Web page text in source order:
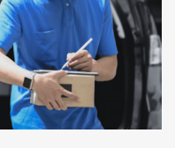
أكثر
كفاءة